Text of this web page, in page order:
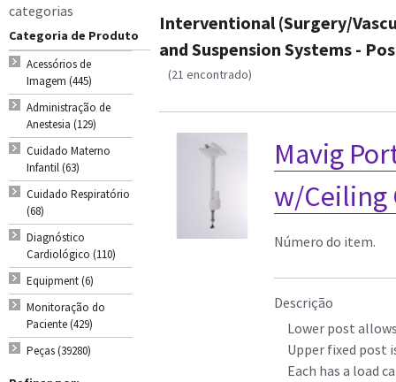
categorias
Categoria de Produto
Acessórios de
Imagem (445)
Administração de
Anestesia (129)
Cuidado Materno
Infantil (63)
Cuidado Respiratório
(68)
Diagnóstico
Cardiológico (110)
Equipment (6)
Monitoração do
Paciente (429)
Peças (39280)
Interventional (Surgery/
and Suspension Systems -
(21 encontrado)
Mavig
w/Ceiling
Número do item.
Descrição
Lower post
Upper fixed post
Each has a load